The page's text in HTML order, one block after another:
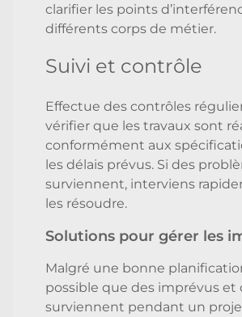
clarifier les points
différents corps de métier.
Suivi et contrôle
Effectue des contrôles
vérifier que les travaux sont
conformément aux
les délais prévus. Si des
surviennent, interviens
les résoudre.
Solutions pour gérer les
Malgré une bonne
possible que des imprévus et
surviennent pendant un